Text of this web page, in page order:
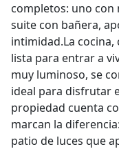
completos: uno
suite con bañera,
intimidad.La
lista para entrar a
muy luminoso, se
ideal para disfrutar
propiedad cuenta
marcan la
patio de luces que